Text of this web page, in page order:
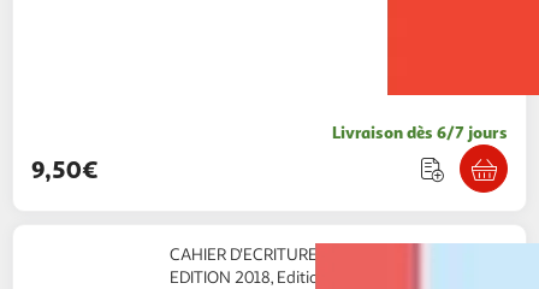
Livraison dès 6/7 jours
9,50€
CAHIER D'ECRITURE CP APPRENTISSAGE.
EDITION 2018, Editions MDI